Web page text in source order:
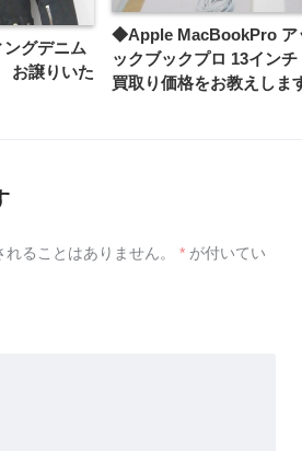
グデニム
お譲りいた
◆Apple MacBookPro ア
ックブックプロ 13イン
買取り価格をお教えしま
ることはありません。 * が付いてい